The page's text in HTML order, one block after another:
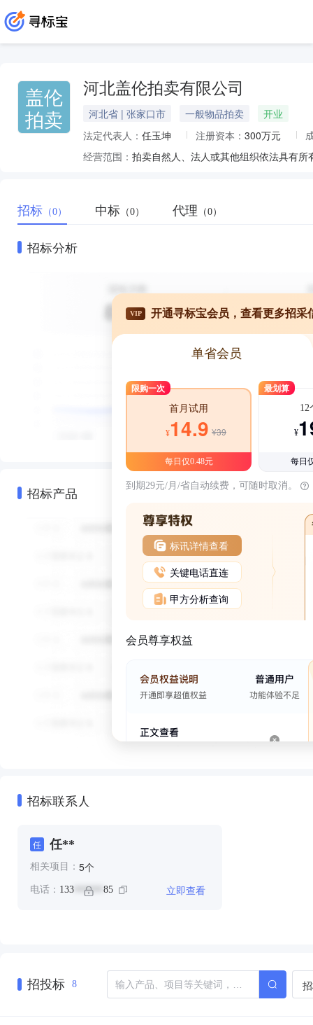
盖伦
拍卖
河北盖伦拍卖有限公司
河北省 | 张家口市 一般物品拍卖
开业
法定代表人： 任玉坤 注册资本： 300万元
经营范围：
招标 （0） 中标 （0） 代理 （0）
招标分析
招标产品
VIP 开通寻标宝会员，查看更多招采
单省会员
限购一次
首月试用
¥14.9 ¥39
每日仅0.48元
最划算
12
¥
每日
到期29元/月/省自动续费，可随时取消。
标讯详情查看
关键电话直连
甲方分析查询
会员尊享权益
招标联系人
任 任**
相关项目： 5个
电话： 133 ****** 85 立即查看
招投标 8